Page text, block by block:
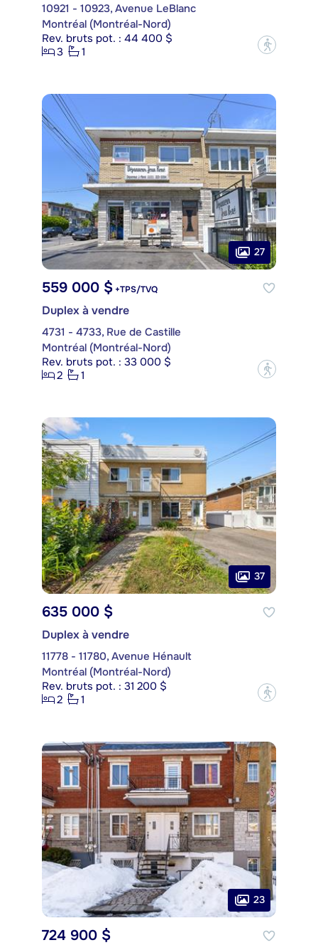
10921 - 10923, Avenue LeBlanc
Montréal (Montréal-Nord)
Rev. bruts pot. : 44 400 $
3
1 ?
27
559 000 $ +TPS/TVQ
Duplex à vendre
4731 - 4733, Rue de Castille
Montréal (Montréal-Nord)
Rev. bruts pot. : 33 000 $
2
1 ?
37
635 000 $
Duplex à vendre
11778 - 11780, Avenue Hénault
Montréal (Montréal-Nord)
Rev. bruts pot. : 31 200 $
2
1 ?
23
724 900 $